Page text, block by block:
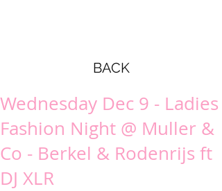
BACK
Wednesday Dec 9 - Ladies
Fashion Night @ Muller &
Co - Berkel & Rodenrijs ft
DJ XLR